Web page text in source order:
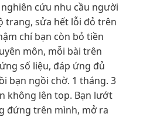
cứu nhu cầu người
trang, sửa hết lỗi đỏ trên
chí bạn còn bỏ tiền
môn, mỗi bài trên
số liệu, đáp ứng đủ
bạn ngồi chờ. 1 tháng. 3
không lên top. Bạn lướt
đứng trên mình, mở ra